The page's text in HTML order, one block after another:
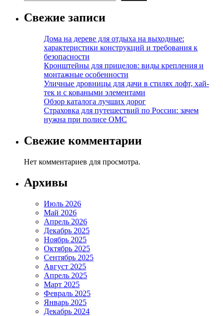
Свежие записи
Дома на дереве для отдыха на выходные:
характеристики конструкций и требования к
безопасности
Кронштейны для прицелов: виды крепления и
монтажные особенности
Уличные дровницы для дачи в стилях лофт, хай-
тек и с коваными элементами
Обзор каталога лучших дорог
Страховка для путешествий по России: зачем
нужна при полисе ОМС
Свежие комментарии
Нет комментариев для просмотра.
Архивы
Июль 2026
Май 2026
Апрель 2026
Декабрь 2025
Ноябрь 2025
Октябрь 2025
Сентябрь 2025
Август 2025
Апрель 2025
Март 2025
Февраль 2025
Январь 2025
Декабрь 2024